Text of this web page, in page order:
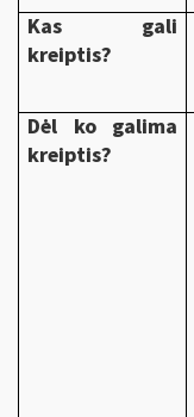
Kas gali
kreiptis?
Dėl ko galima
kreiptis?